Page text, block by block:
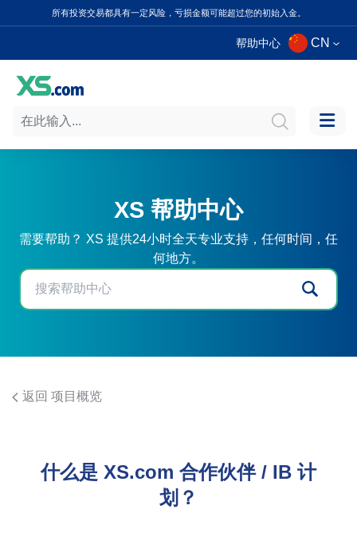
所有投资交易都具有一定风险，亏损金额可能超过您的初始入金。
帮助中心 CN
XS 帮助中心
需要帮助？ XS 提供24小时全天专业支持，任何时间，任
何地方。
返回 项目概览
什么是 XS.com 合作伙伴 / IB 计
划？